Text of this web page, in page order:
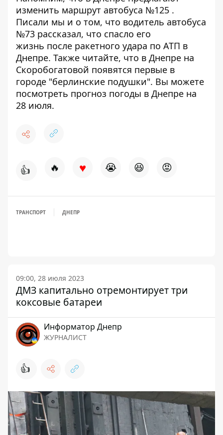
изменить маршрут автобуса №125 .
Писали мы и о том, что водитель автобуса
№73 рассказал, что спасло его
жизнь после ракетного удара по АТП в
Днепре. Также читайте, что в Днепре на
Скоробогатовой появятся первые в
городе "берлинские подушки". Вы можете
посмотреть прогноз погоды в Днепре на
28 июля.
👍 🔥 ♥ 😭 😆 😡
ТРАНСПОРТ ДНЕПР
09:00, 28 июля 2023
ДМЗ капитально отремонтирует три
коксовые батареи
Информатор Днепр
ЖУРНАЛИСТ
👍